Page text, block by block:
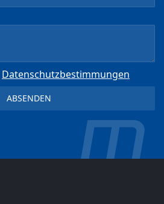
Datenschutz­bestimmungen